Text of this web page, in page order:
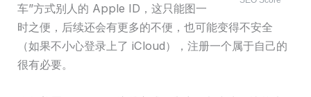
车”方式别人的 Apple ID，这只能图一
时之便，后续还会有更多的不便，也可能变得不安全
（如果不小心登录上了 iCloud），注册一个属于自己的
很有必要。